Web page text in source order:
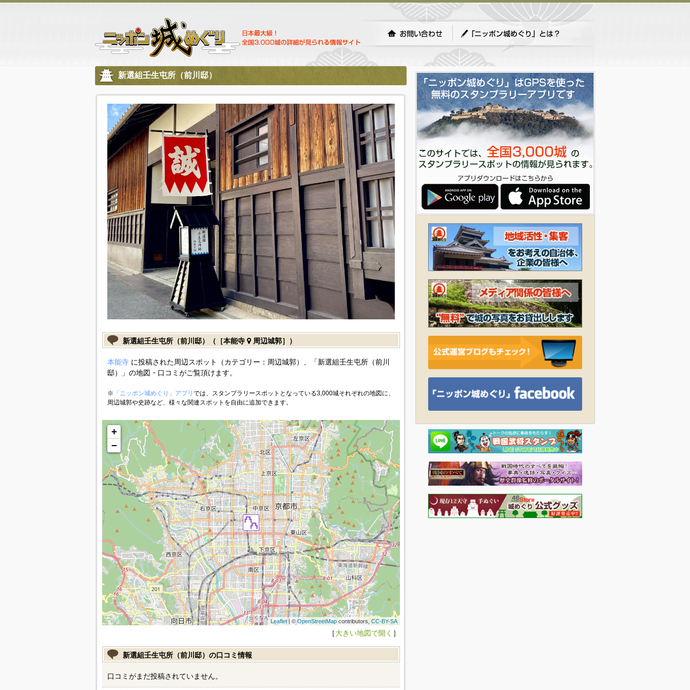
新選組壬生屯所（前川邸）
新選組壬生屯所（前川邸）（［本能寺 周辺城郭］）
本能寺に投稿された周辺スポット（カテゴリー：周辺城郭）、「新選組壬生屯所（前川
邸）」の地図・口コミがご覧頂けます。
※ 「ニッポン城めぐり」アプリ では、スタンプラリースポットとなっている3,000城それぞれの地図に、
周辺城郭や史跡など、様々な関連スポットを自由に追加できます。
+
−
Leaflet| ©OpenStreetMapcontributors, CC-BY-SA
［大きい地図で開く ］
新選組壬生屯所（前川邸）の口コミ情報
口コミがまだ投稿されていません。